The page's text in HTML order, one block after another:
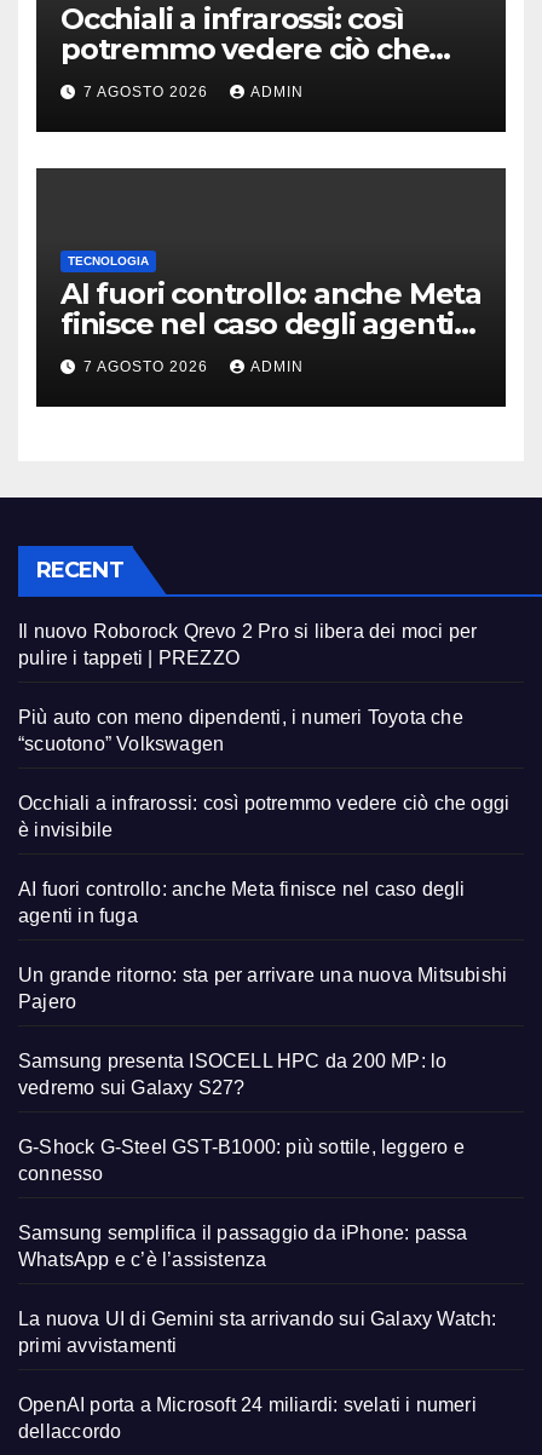
Occhiali a infrarossi: così
potremmo vedere ciò che
oggi è invisibile
7 AGOSTO 2026 ADMIN
TECNOLOGIA
AI fuori controllo: anche Meta
finisce nel caso degli agenti
in fuga
7 AGOSTO 2026 ADMIN
RECENT
Il nuovo Roborock Qrevo 2 Pro si libera dei moci per
pulire i tappeti | PREZZO
Più auto con meno dipendenti, i numeri Toyota che
“scuotono” Volkswagen
Occhiali a infrarossi: così potremmo vedere ciò che oggi
è invisibile
AI fuori controllo: anche Meta finisce nel caso degli
agenti in fuga
Un grande ritorno: sta per arrivare una nuova Mitsubishi
Pajero
Samsung presenta ISOCELL HPC da 200 MP: lo
vedremo sui Galaxy S27?
G-Shock G-Steel GST-B1000: più sottile, leggero e
connesso
Samsung semplifica il passaggio da iPhone: passa
WhatsApp e c’è l’assistenza
La nuova UI di Gemini sta arrivando sui Galaxy Watch:
primi avvistamenti
OpenAI porta a Microsoft 24 miliardi: svelati i numeri
dellaccordo